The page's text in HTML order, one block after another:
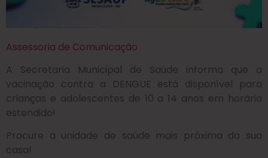
Assessoria de Comunicação
A Secretaria Municipal de Saúde informa que a
vacinação contra a DENGUE está disponível para
crianças e adolescentes de 10 a 14 anos em horário
estendido!
Procure a unidade de saúde mais próxima da sua
casa!